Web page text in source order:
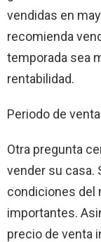
vendidas en
recomienda
temporada sea
rentabilidad.
Periodo de
Otra pregunta
vender su casa.
condiciones del
importantes.
precio de venta